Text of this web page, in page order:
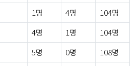
1명 4명
104명
4명 1명
104명
5명 0명
108명